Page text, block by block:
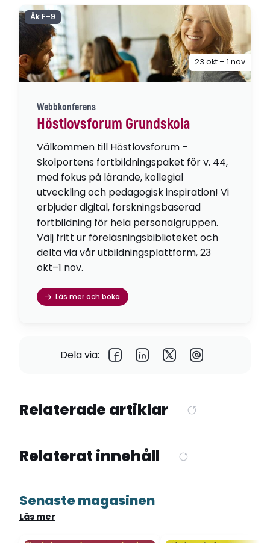
Webbkonferens
Höstlovsforum Grundskola
Välkommen till Höstlovsforum –
Skolportens fortbildningspaket för v. 44,
med fokus på lärande, kollegial
utveckling och pedagogisk inspiration! Vi
erbjuder digital, forskningsbaserad
fortbildning för hela personalgruppen.
Välj fritt ur föreläsningsbiblioteket och
delta via vår utbildningsplattform, 23
okt–1 nov.
Läs mer och boka
Åk F–9
23 okt – 1 nov
Dela via:
Relaterade artiklar
Relaterat innehåll
Senaste magasinen
Läs mer